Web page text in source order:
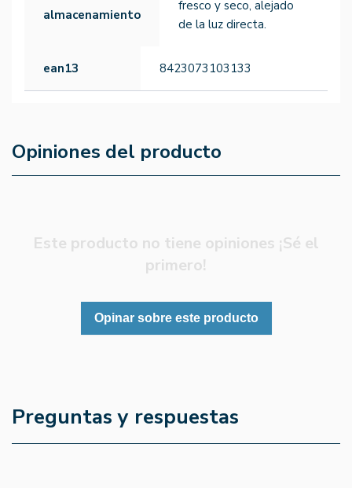
almacenamiento
fresco y seco, alejado
de la luz directa.
ean13 8423073103133
Opiniones del producto
Este producto no tiene opiniones ¡Sé el
primero!
Opinar sobre este producto
Preguntas y respuestas